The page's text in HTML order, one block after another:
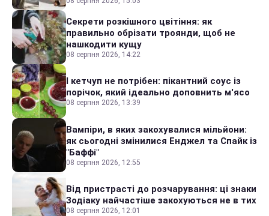
Секрети розкішного цвітіння: як
правильно обрізати троянди, щоб не
нашкодити кущу
08 серпня 2026, 14:22
І кетчуп не потрібен: пікантний соус із
порічок, який ідеально доповнить м'ясо
08 серпня 2026, 13:39
Вампіри, в яких закохувалися мільйони:
як сьогодні змінилися Енджел та Спайк із
"Баффі"
08 серпня 2026, 12:55
Від пристрасті до розчарування: ці знаки
Зодіаку найчастіше закохуються не в тих
08 серпня 2026, 12:01